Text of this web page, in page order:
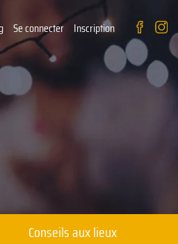
Se connecter Inscription
Conseils aux lieux